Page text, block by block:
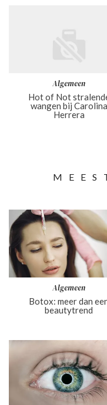
Algemeen
Hot of Not
wangen bij Carolina
Herrera
Algemeen
Botox: meer dan
beautytrend